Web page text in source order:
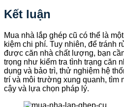
Kết luận
Mua nhà lắp ghép cũ có thể là
kiệm chi phí. Tuy nhiên, để tránh
được căn nhà chất lượng, bạn
trọng như kiểm tra tình trạng căn
dụng và bảo trì, thử nghiệm hệ
trí và môi trường xung quanh, tìm
cậy và lựa chọn pháp lý.